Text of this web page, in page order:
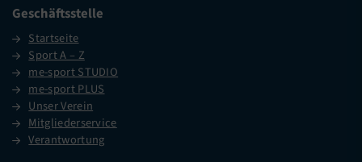
Geschäftsstelle
Startseite
Sport A – Z
me-sport STUDIO
me-sport PLUS
Unser Verein
Mitgliederservice
Verantwortung